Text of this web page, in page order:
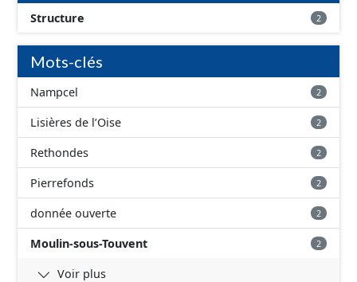
terrains à vocation économique à ce jour. Il est filtré au-
delà des prescriptions du CNIG se limitant aux SCI.
Structure 2
Mots-clés
Nampcel 2
Lisières de l’Oise 2
Rethondes 2
Pierrefonds 2
donnée ouverte 2
Moulin-sous-Touvent 2
Voir plus